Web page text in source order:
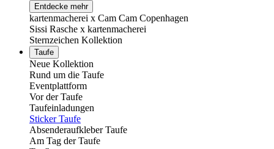
Entdecke mehr
kartenmacherei x Cam Cam Copenhagen
Sissi Rasche x kartenmacherei
Sternzeichen Kollektion
Taufe
Neue Kollektion
Rund um die Taufe
Eventplattform
Vor der Taufe
Taufeinladungen
Sticker Taufe
Absenderaufkleber Taufe
Am Tag der Taufe